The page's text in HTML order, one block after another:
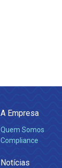
A Empresa
Quem Somos
Compliance
Notícias